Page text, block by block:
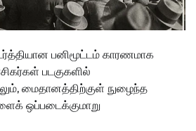
பனிமூட்டம் காரணமாக
படகுகளில்
மைதானத்திற்குள் நுழைந்த
ஒப்படைக்குமாறு